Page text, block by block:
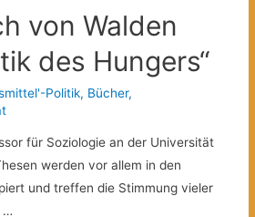
von Walden
des Hungers“
Politik, Bücher,
für Soziologie an der Universität
werden vor allem in den
und treffen die Stimmung vieler
…